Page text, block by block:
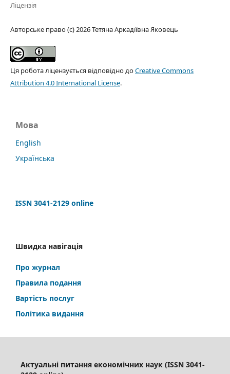
Ліцензія
Авторське право (c) 2026 Тетяна Аркадіївна Яковець
Ця робота ліцензується відповідно доCreative Commons
Attribution 4.0 International License.
Мова
English
Українська
ISSN 3041-2129 online
Швидка навігація
Про журнал
Правила подання
Вартість послуг
Політика видання
Актуальні питання економічних наук (ISSN 3041-